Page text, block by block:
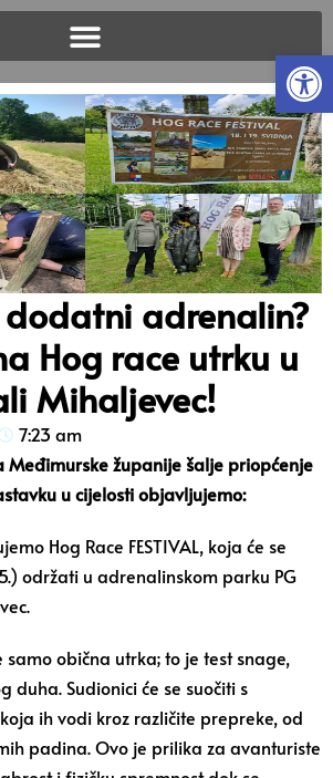
adrenalin?
Hog race utrku u
Mihaljevec!
7:23 am
Međimurske županije šalje priopćenje
u cijelosti objavljujemo:
Hog Race FESTIVAL, koja će se
održati u adrenalinskom parku PG
samo obična utrka; to je test snage,
duha. Sudionici će se suočiti s
ih vodi kroz različite prepreke, od
padina. Ovo je prilika za avanturiste